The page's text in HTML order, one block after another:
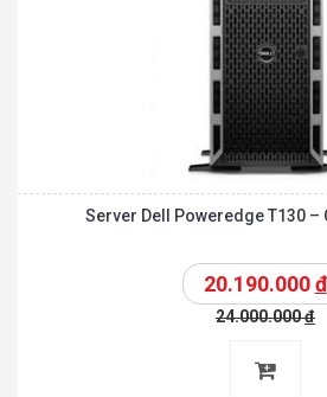
Server Dell Poweredge T130 –
20.190.000đ
24.000.000đ